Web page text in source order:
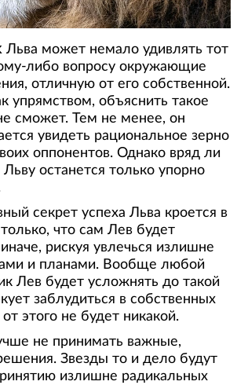
Льва может немало удивлять тот
либо вопросу окружающие
отличную от его собственной.
упрямством, объяснить такое
сможет. Тем не менее, он
увидеть рациональное зерно
оппонентов. Однако вряд ли
Льву останется только упорно
секрет успеха Льва кроется в
что сам Лев будет
рискуя увлечься излишне
и планами. Вообще любой
Лев будет усложнять до такой
заблудиться в собственных
этого не будет никакой.
не принимать важные,
Звезды то и дело будут
излишне радикальных